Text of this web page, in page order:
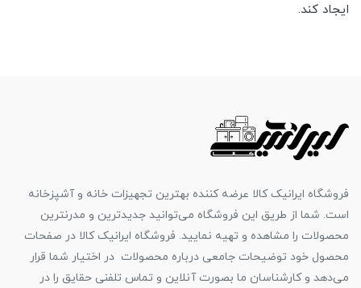
ایجاد کند.
فروشگاه ایرانیک کالا عرضه کننده بهترین تجهیزات خانه و آشپزخانه
است. شما از طریق این فروشگاه می‌توانید جدیدترین و مدرنترین
محصولات را مشاهده و تهیه نمایید. فروشگاه ایرانیک کالا در صفحات
محصول خود توضیحات جامعی درباره محصولات در اختیار شما قرار
می‌دهد و کارشناسان ما بصورت آنلاین و تماس تلفنی حقایق را در